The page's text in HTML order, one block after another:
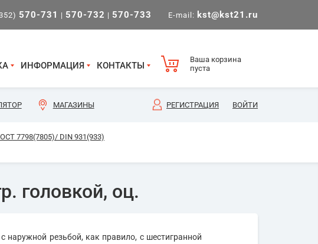
570-731 | 570-732 | 570-733 E-mail: kst@kst21.ru
ИНФОРМАЦИЯ КОНТАКТЫ
Ваша корзина
пуста
МАГАЗИНЫ РЕГИСТРАЦИЯ ВОЙТИ
7798(7805)/ DIN 931(933)
головкой, оц.
наружной резьбой, как правило, с шестигранной